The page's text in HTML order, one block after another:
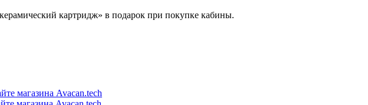
картридж» в подарок при покупке кабины.